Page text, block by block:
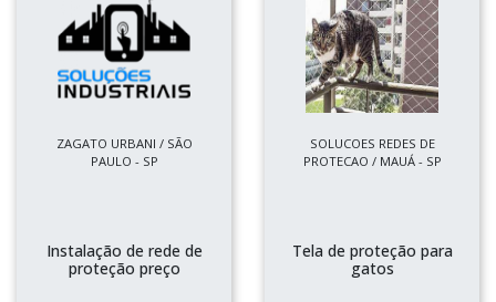
ZAGATO URBANI / SÃO
PAULO - SP
Instalação de rede de
proteção preço
SOLUCOES REDES DE
PROTECAO / MAUÁ - SP
Tela de proteção para
gatos